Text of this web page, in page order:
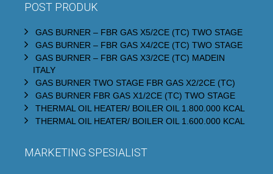
POST PRODUK
GAS BURNER – FBR GAS X5/2CE (TC) TWO STAGE
GAS BURNER – FBR GAS X4/2CE (TC) TWO STAGE
GAS BURNER – FBR GAS X3/2CE (TC) MADEIN
ITALY
GAS BURNER TWO STAGE FBR GAS X2/2CE (TC)
GAS BURNER FBR GAS X1/2CE (TC) TWO STAGE
THERMAL OIL HEATER/ BOILER OIL 1.800.000 KCAL
THERMAL OIL HEATER/ BOILER OIL 1.600.000 KCAL
MARKETING SPESIALIST